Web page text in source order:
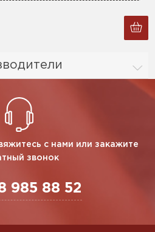
с нами или закажите
звонок
985 88 52